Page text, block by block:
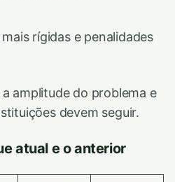
rígidas e penalidades
amplitude do problema e
devem seguir.
atual e o anterior